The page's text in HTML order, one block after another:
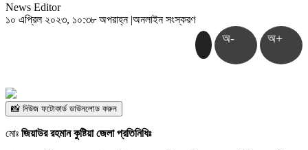
News Editor
১০ এপ্রিল ২০২৩, ১০:৩৮ অপরাহ্ন |অনলাইন সংস্করণ
অ- অ+
📸 নিউজ ফটোকার্ড ডাউনলোড করুন
মোঃ জিয়াউর রহমান কুষ্টিয়া জেলা প্রতিনিধিঃ